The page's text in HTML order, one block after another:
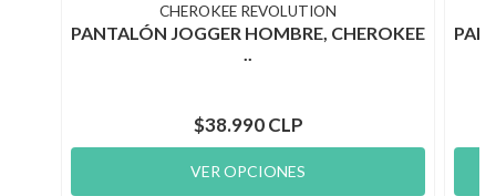
CHEROKEE REVOLUTION
PANTALÓN JOGGER HOMBRE, CHEROKEE
$38.990 CLP
VER OPCIONES